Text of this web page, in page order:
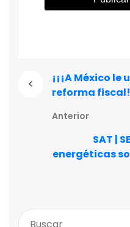
¡¡¡A México
reforma
Anterior
SAT |
energéticas